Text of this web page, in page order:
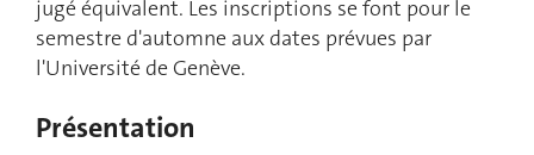
jugé équivalent. Les inscriptions se font pour le
semestre d'automne aux dates prévues par
l'Université de Genève.
Présentation